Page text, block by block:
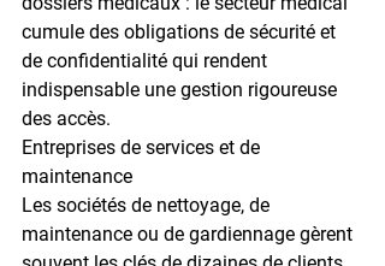
cumule des obligations de sécurité et
de confidentialité qui rendent
indispensable une gestion rigoureuse
des accès.
Entreprises de services et de
maintenance
Les sociétés de nettoyage, de
maintenance ou de gardiennage gèrent